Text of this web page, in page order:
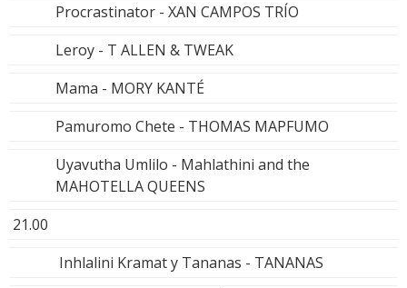
Procrastinator - XAN CAMPOS TRÍO
Leroy - T ALLEN & TWEAK
Mama - MORY KANTÉ
Pamuromo Chete - THOMAS MAPFUMO
Uyavutha Umlilo - Mahlathini and the
MAHOTELLA QUEENS
21.00
Inhlalini Kramat y Tananas - TANANAS